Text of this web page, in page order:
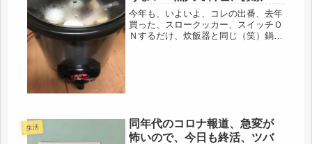
します（笑）
今年も、いよいよ、コレの出番、去年
買った、スロークッカー、スイッチＯ
Ｎするだけ、炊飯器と同じ（笑）鍋の
生活
同年代のコロナ報道、急変が
怖いので、今日も終活、ツバ